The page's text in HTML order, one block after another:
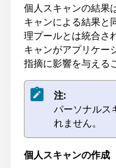
個人スキャンの結果は
キャンによる結果と
理プールとは統合さ
キャンがアプリケー
指摘に影響を与える
注:
パーソナルス
れません。
個人スキャンの作成